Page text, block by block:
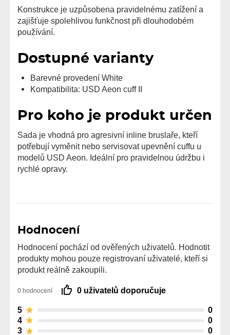
Konstrukce je uzpůsobena pravidelnému zatížení a
zajišťuje spolehlivou funkčnost při dlouhodobém
používání.
Dostupné varianty
Barevné provedení White
Kompatibilita: USD Aeon cuff II
Pro koho je produkt určen
Sada je vhodná pro agresivní inline bruslaře, kteří
potřebují vyměnit nebo servisovat upevnění cuffu u
modelů USD Aeon. Ideální pro pravidelnou údržbu i
rychlé opravy.
Hodnocení
Hodnocení pochází od ověřených uživatelů. Hodnotit
produkty mohou pouze registrovaní uživatelé, kteří si
produkt reálně zakoupili.
0 hodnocení 0 uživatelů doporučuje
5
0
4
0
3
0